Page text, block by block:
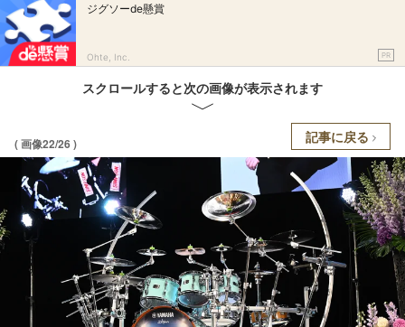
ジグソーde懸賞
Ohte, Inc. PR
スクロールすると次の画像が表示されます
( 画像22/26 ) 記事に戻る